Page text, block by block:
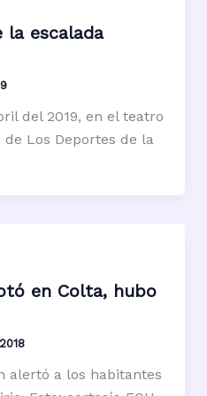
la escalada
del 2019, en el teatro
Los Deportes de la
en Colta, hubo
alertó a los habitantes